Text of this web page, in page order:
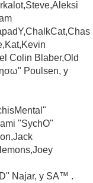
Colin Blaber,Old
Poulsen, y
"SychO"
Najar, y SA™ .